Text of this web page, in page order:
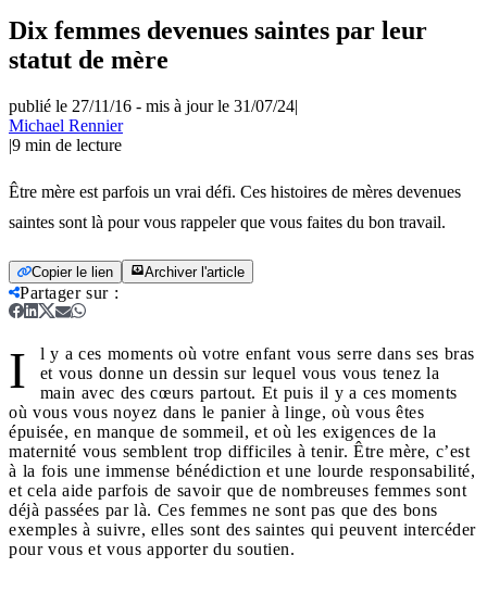
Dix femmes devenues saintes par leur
statut de mère
publié le 27/11/16 - mis à jour le 31/07/24|
Michael Rennier
|9 min de lecture
Être mère est parfois un vrai défi. Ces histoires de mères devenues
saintes sont là pour vous rappeler que vous faites du bon travail.
Copier le lien Archiver l'article
Partager sur:
I
l y a ces moments où votre enfant vous serre dans ses bras
et vous donne un dessin sur lequel vous vous tenez la
main avec des cœurs partout. Et puis il y a ces moments
où vous vous noyez dans le panier à linge, où vous êtes
épuisée, en manque de sommeil, et où les exigences de la
maternité vous semblent trop difficiles à tenir. Être mère, c’est
à la fois une immense bénédiction et une lourde responsabilité,
et cela aide parfois de savoir que de nombreuses femmes sont
déjà passées par là. Ces femmes ne sont pas que des bons
exemples à suivre, elles sont des saintes qui peuvent intercéder
pour vous et vous apporter du soutien.